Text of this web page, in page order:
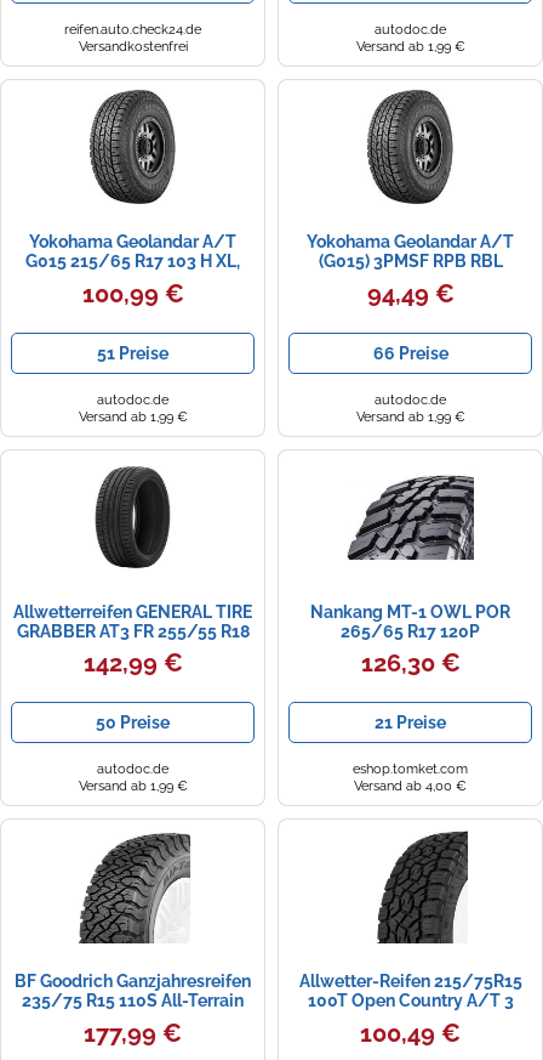
reifen.auto.check24.de
Versandkostenfrei
autodoc.de
Versand ab 1,99 €
Yokohama Geolandar A/T
G015 215/65 R17 103 H XL,
100,99 €
51 Preise
autodoc.de
Versand ab 1,99 €
Yokohama Geolandar A/T
(G015) 3PMSF RPB RBL
225/70 R16 103H
94,49 €
66 Preise
autodoc.de
Versand ab 1,99 €
Allwetterreifen GENERAL TIRE
GRABBER AT3 FR 255/55 R18
120/118 R
142,99 €
50 Preise
autodoc.de
Versand ab 1,99 €
Nankang MT-1 OWL POR
265/65 R17 120P
126,30 €
21 Preise
eshop.tomket.com
Versand ab 4,00 €
BF Goodrich Ganzjahresreifen
235/75 R15 110S All-Terrain
T/A KO-3 | 54472
177,99 €
Allwetter-Reifen 215/75R15
100T Open Country A/T 3
3PMSF Toyo id099601
100,49 €